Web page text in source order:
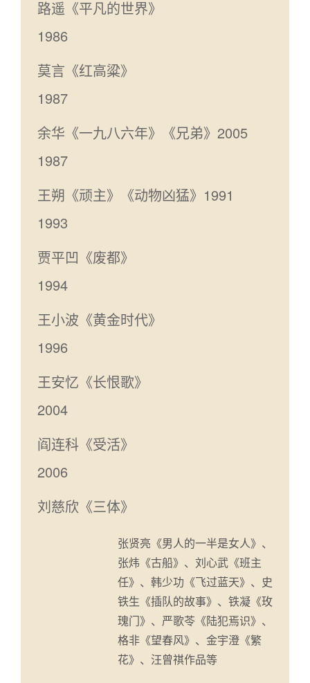
路遥《平凡的世界》
1986
莫言《红高粱》
1987
余华《一九八六年》《兄弟》2005
1987
王朔《顽主》《动物凶猛》1991
1993
贾平凹《废都》
1994
王小波《黄金时代》
1996
王安忆《长恨歌》
2004
阎连科《受活》
2006
刘慈欣《三体》
张贤亮《男人的一半是女人》、
张炜《古船》、刘心武《班主
任》、韩少功《飞过蓝天》、史
铁生《插队的故事》、铁凝《玫
瑰门》、严歌苓《陆犯焉识》、
格非《望春风》、金宇澄《繁
花》、汪曾祺作品等